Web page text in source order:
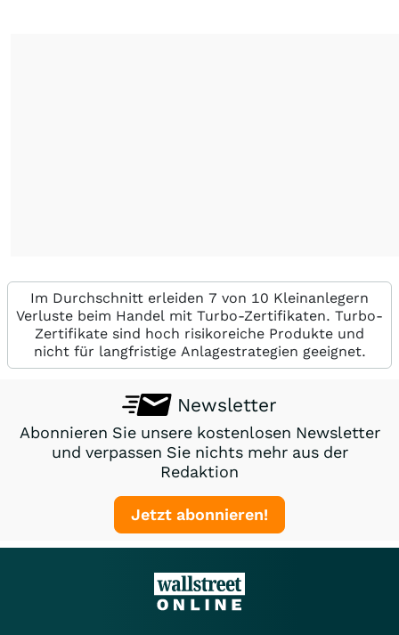
Im Durchschnitt erleiden 7 von 10 Kleinanlegern
Verluste beim Handel mit Turbo-Zertifikaten. Turbo-
Zertifikate sind hoch risikoreiche Produkte und
nicht für langfristige Anlagestrategien geeignet.
Newsletter
Abonnieren Sie unsere kostenlosen Newsletter
und verpassen Sie nichts mehr aus der
Redaktion
Jetzt abonnieren!